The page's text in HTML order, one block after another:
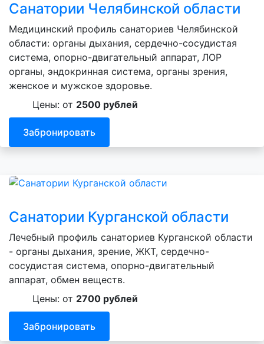
Санатории Челябинской области
Медицинский профиль санаториев Челябинской
области: органы дыхания, сердечно-сосудистая
система, опорно-двигательный аппарат, ЛОР
органы, эндокринная система, органы зрения,
женское и мужское здоровье.
Цены: от 2500 рублей
Забронировать
Санатории Курганской области
Лечебный профиль санаториев Курганской области
- органы дыхания, зрение, ЖКТ, сердечно-
сосудистая система, опорно-двигательный
аппарат, обмен веществ.
Цены: от 2700 рублей
Забронировать